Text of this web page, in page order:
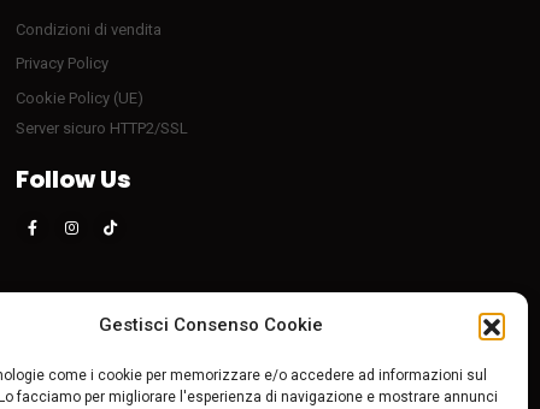
Gestisci Consenso Cookie
come i cookie per memorizzare e/o accedere ad informazioni sul
facciamo per migliorare l'esperienza di navigazione e mostrare annunci
Condizioni di vendita
Privacy Policy
Cookie Policy (UE)
Server sicuro HTTP2/SSL
Follow Us